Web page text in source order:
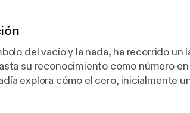
del vacío y la nada, ha recorrido
su reconocimiento como número
explora cómo el cero, inicialmente